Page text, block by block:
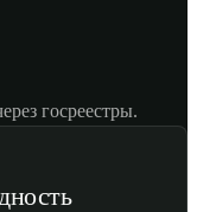
госреестры.